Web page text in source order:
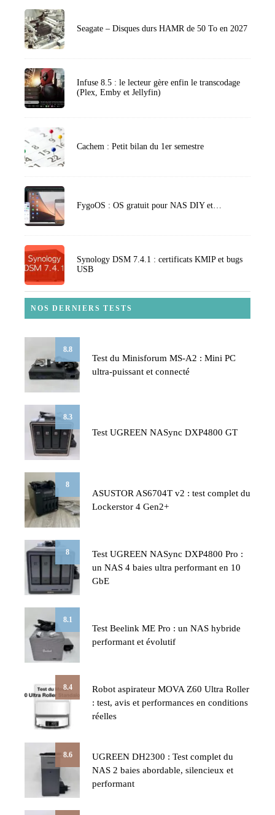
Seagate – Disques durs HAMR de 50 To en 2027
Infuse 8.5 : le lecteur gère enfin le transcodage
(Plex, Emby et Jellyfin)
Cachem : Petit bilan du 1er semestre
FygoOS : OS gratuit pour NAS DIY et…
Synology DSM 7.4.1 : certificats KMIP et bugs
USB
NOS DERNIERS TESTS
8.8
Test du Minisforum MS-A2 : Mini PC
ultra-puissant et connecté
8.3
Test UGREEN NASync DXP4800 GT
8
ASUSTOR AS6704T v2 : test complet du
Lockerstor 4 Gen2+
8
Test UGREEN NASync DXP4800 Pro :
un NAS 4 baies ultra performant en 10
GbE
8.1
Test Beelink ME Pro : un NAS hybride
performant et évolutif
8.4
Robot aspirateur MOVA Z60 Ultra Roller
: test, avis et performances en conditions
réelles
8.6
UGREEN DH2300 : Test complet du
NAS 2 baies abordable, silencieux et
performant